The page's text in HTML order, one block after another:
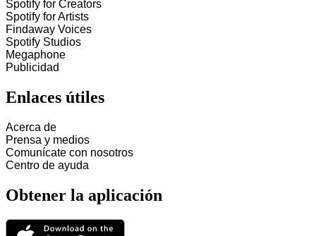
Spotify for Creators
Spotify for Artists
Findaway Voices
Spotify Studios
Megaphone
Publicidad
Enlaces útiles
Acerca de
Prensa y medios
Comunícate con nosotros
Centro de ayuda
Obtener la aplicación